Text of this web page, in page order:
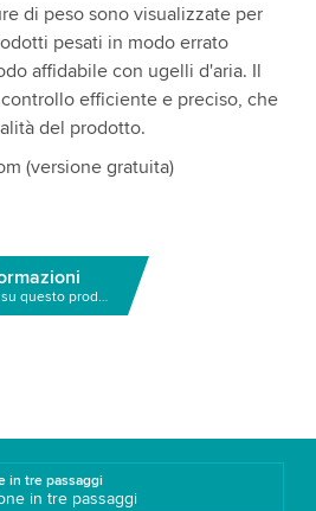
di peso sono visualizzate per
pesati in modo errato
affidabile con ugelli d'aria. Il
efficiente e preciso, che
del prodotto.
(versione gratuita)
Avete domande su questo prodotto?
in tre passaggi
in tre passaggi